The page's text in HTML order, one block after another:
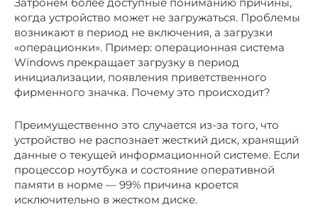
когда устройство может не загружаться. Проблемы
возникают в период не включения, а загрузки
«операционки». Пример: операционная система
Windows прекращает загрузку в период
инициализации, появления приветственного
фирменного значка. Почему это происходит?
Преимущественно это случается из-за того, что
устройство не распознает жесткий диск, хранящий
данные о текущей информационной системе. Если
процессор ноутбука и состояние оперативной
памяти в норме — 99% причина кроется
исключительно в жестком диске.